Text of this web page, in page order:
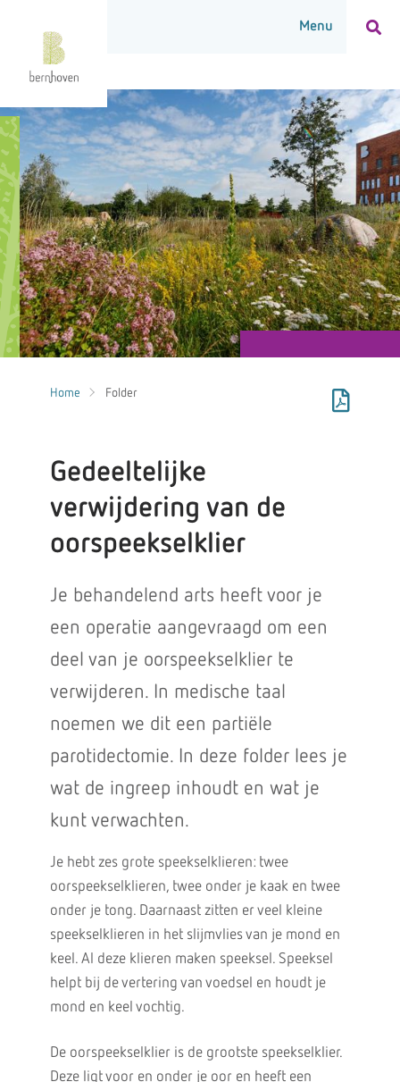
Home Folder
Gedeeltelijke
verwijdering van de
oorspeekselklier
Je behandelend arts heeft voor je
een operatie aangevraagd om een
deel van je oorspeekselklier te
verwijderen. In medische taal
noemen we dit een partiële
parotidectomie. In deze folder lees je
wat de ingreep inhoudt en wat je
kunt verwachten.
Je hebt zes grote speekselklieren: twee
oorspeekselklieren, twee onder je kaak en twee
onder je tong. Daarnaast zitten er veel kleine
speekselklieren in het slijmvlies van je mond en
keel. Al deze klieren maken speeksel. Speeksel
helpt bij de vertering van voedsel en houdt je
mond en keel vochtig.
De oorspeekselklier is de grootste speekselklier.
Deze ligt voor en onder je oor en heeft een